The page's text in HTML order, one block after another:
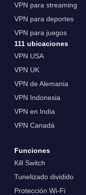
VPN para streaming
VPN para deportes
VPN para juegos
111 ubicaciones
VPN USA
VPN UK
VPN de Alemania
VPN Indonesia
VPN en India
VPN Canadá
Funciones
Kill Switch
Tunelizado dividido
Protección Wi-Fi